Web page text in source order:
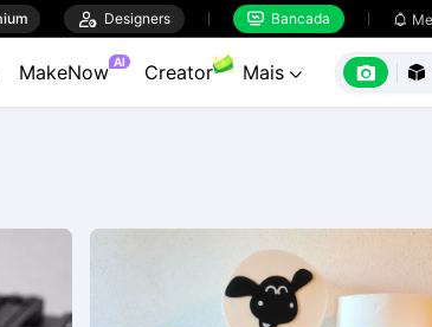
 Designers  Bancada 
MakeNow AI Creator Mais   